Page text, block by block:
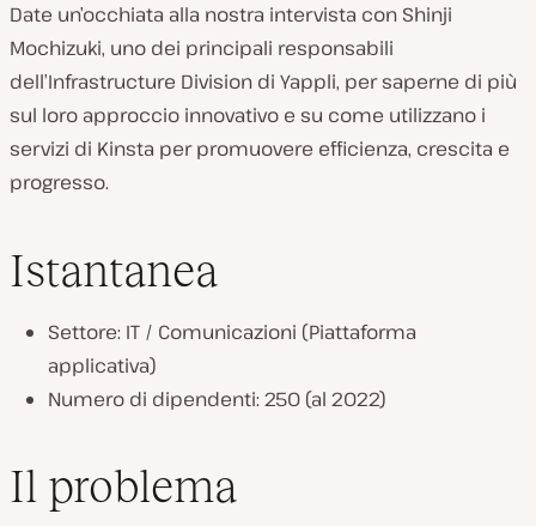
l
i
e
n
t
e
Date un’occhiata alla nostra intervista con Shinji
Mochizuki, uno dei principali responsabili
dell’Infrastructure Division di Yappli, per saperne di più
sul loro approccio innovativo e su come utilizzano i
servizi di Kinsta per promuovere efficienza, crescita e
progresso.
Istantanea
Settore: IT / Comunicazioni (Piattaforma
applicativa)
Numero di dipendenti: 250 (al 2022)
Il problema